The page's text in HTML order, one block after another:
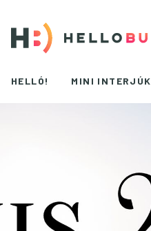
HELLÓ! MINI INTERJÚK